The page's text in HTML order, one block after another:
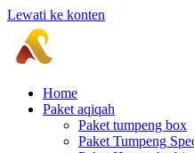
Lewati ke konten
Home
Paket aqiqah
Paket tumpeng box
Paket Tumpeng